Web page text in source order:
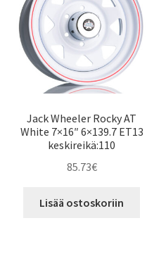
Jack Wheeler Rocky AT
White 7×16″ 6×139.7 ET13
keskireikä:110
85.73€
Lisää ostoskoriin